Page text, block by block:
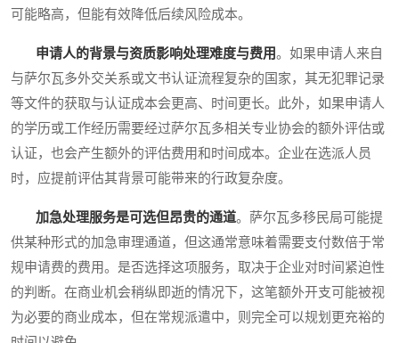
可能略高，但能有效降低后续风险成本。
申请人的背景与资质影响处理难度与费用。如果申请人来自
与萨尔瓦多外交关系或文书认证流程复杂的国家，其无犯罪记录
等文件的获取与认证成本会更高、时间更长。此外，如果申请人
的学历或工作经历需要经过萨尔瓦多相关专业协会的额外评估或
认证，也会产生额外的评估费用和时间成本。企业在选派人员
时，应提前评估其背景可能带来的行政复杂度。
加急处理服务是可选但昂贵的通道。萨尔瓦多移民局可能提
供某种形式的加急审理通道，但这通常意味着需要支付数倍于常
规申请费的费用。是否选择这项服务，取决于企业对时间紧迫性
的判断。在商业机会稍纵即逝的情况下，这笔额外开支可能被视
为必要的商业成本，但在常规派遣中，则完全可以规划更充裕的